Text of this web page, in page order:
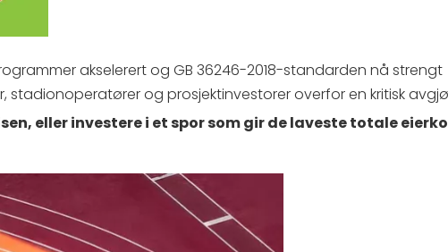
akselerert og GB 36246-2018-standarden nå strengt
og prosjektinvestorer overfor en kritisk
eller investere i et spor som gir de laveste totale